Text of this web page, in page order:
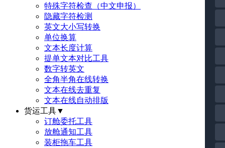
特殊字符检查（中文申报）
隐藏字符检测
英文大小写转换
单位换算
文本长度计算
提单文本对比工具
数字转英文
全角半角在线转换
文本在线去重复
文本在线自动排版
货运工具▼
订舱委托工具
放舱通知工具
装柜拖车工具